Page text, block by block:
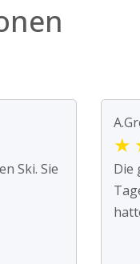
Ski. Sie
★
Die